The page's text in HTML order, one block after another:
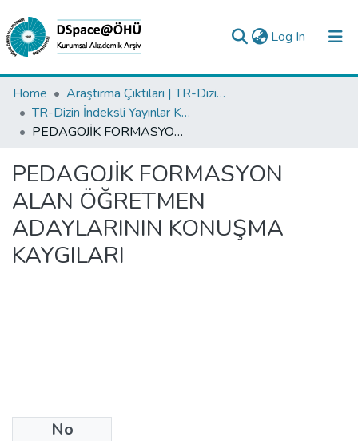
Log In (current)
Collections
All of DSpace
Analyze
Request/Question
Home
Araştırma Çıktıları | TR-Dizin | WoS | Scopus | PubMed
TR-Dizin İndeksli Yayınlar Koleksiyonu
PEDAGOJİK FORMASYON ALAN ÖĞRETMEN ADAYLARININ KONUŞMA KAYGILARI
PEDAGOJİK FORMASYON
ALAN ÖĞRETMEN
ADAYLARININ KONUŞMA
KAYGILARI
No